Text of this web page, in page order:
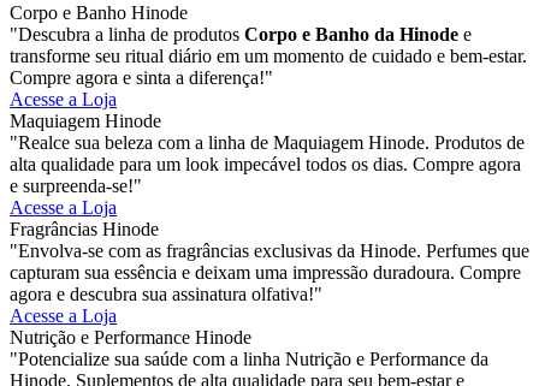
Corpo e Banho Hinode
"Descubra a linha de produtos Corpo e Banho da Hinode e
transforme seu ritual diário em um momento de cuidado e bem-estar.
Compre agora e sinta a diferença!"
Acesse a Loja
Maquiagem Hinode
"Realce sua beleza com a linha de Maquiagem Hinode. Produtos de
alta qualidade para um look impecável todos os dias. Compre agora
e surpreenda-se!"
Acesse a Loja
Fragrâncias Hinode
"Envolva-se com as fragrâncias exclusivas da Hinode. Perfumes que
capturam sua essência e deixam uma impressão duradoura. Compre
agora e descubra sua assinatura olfativa!"
Acesse a Loja
Nutrição e Performance Hinode
"Potencialize sua saúde com a linha Nutrição e Performance da
Hinode. Suplementos de alta qualidade para seu bem-estar e